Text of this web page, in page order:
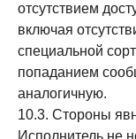
отсутствием
включая
специальной
попаданием
аналогичную.
10.3. Стороны
Исполнитель не